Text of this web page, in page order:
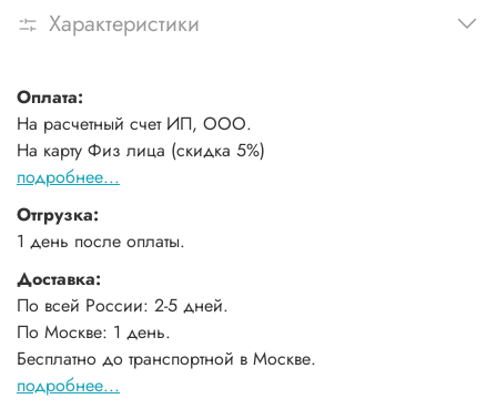
Характеристики
Оплата:
На расчетный счет ИП, ООО.
На карту Физ лица (скидка 5%)
подробнее...
Отгрузка:
1 день после оплаты.
Доставка:
По всей России: 2-5 дней.
По Москве: 1 день.
Бесплатно до транспортной в Москве.
подробнее...